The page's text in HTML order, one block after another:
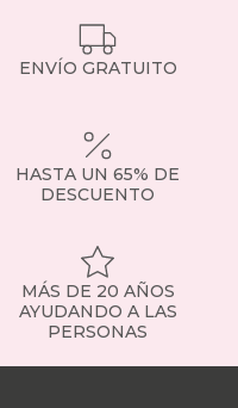
ENVÍO GRATUITO
HASTA UN 65% DE
DESCUENTO
MÁS DE 20 AÑOS
AYUDANDO A LAS
PERSONAS